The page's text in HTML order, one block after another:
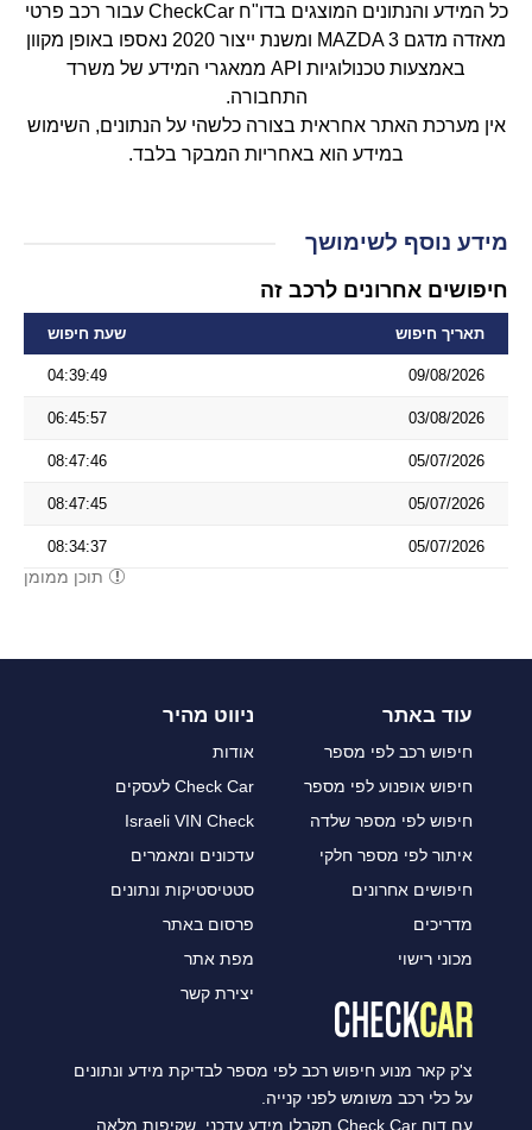
כל המידע והנתונים המוצגים בדו"ח CheckCar עבור רכב פרטי
מאזדה מדגם MAZDA 3 ומשנת ייצור 2020 נאספו באופן מקוון
באמצעות טכנולוגיות API ממאגרי המידע של משרד
התחבורה.
אין מערכת האתר אחראית בצורה כלשהי על הנתונים, השימוש
במידע הוא באחריות המבקר בלבד.
מידע נוסף לשימושך
חיפושים אחרונים לרכב זה
תאריך חיפוש שעת חיפוש
09/08/2026
04:39:49
03/08/2026
06:45:57
05/07/2026
08:47:46
05/07/2026
08:47:45
05/07/2026
08:34:37
תוכן ממומן
עוד באתר
חיפוש רכב לפי מספר
חיפוש אופנוע לפי מספר
חיפוש לפי מספר שלדה
איתור לפי מספר חלקי
חיפושים אחרונים
מדריכים
מכוני רישוי
ניווט מהיר
אודות
Check Car לעסקים
Israeli VIN Check
עדכונים ומאמרים
סטטיסטיקות ונתונים
פרסום באתר
מפת אתר
יצירת קשר
צ'ק קאר מנוע חיפוש רכב לפי מספר לבדיקת מידע ונתונים
על כלי רכב משומש לפני קנייה.
עם דוח Check Car תקבלו מידע עדכני, שקיפות מלאה